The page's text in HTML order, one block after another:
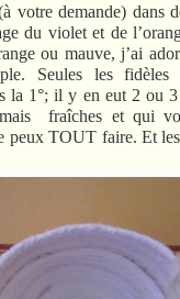
votre demande) dans
du violet et de
ou mauve, j’ai
Seules les fidèles
la 1°; il y en eut 2 ou
mais fraîches et qui
peux TOUT faire. Et